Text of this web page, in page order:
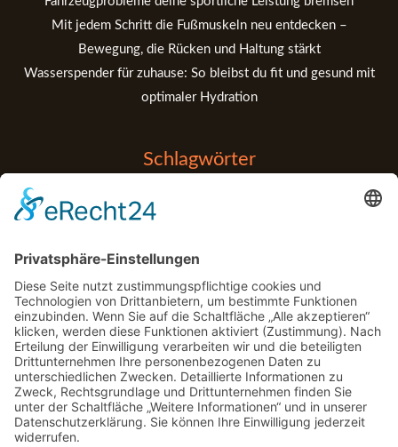
Mit jedem Schritt die Fußmuskeln neu entdecken –
Bewegung, die Rücken und Haltung stärkt
Wasserspender für zuhause: So bleibst du fit und gesund mit
optimaler Hydration
Schlagwörter
Anfänger Apps Balance
Fehler Fitness Tipps
Gym Handball Klettern Kraftaufbau Marketing Medizin
Motorrad motorsport MTT Muskelaufbau Physio Pool
Post-Workout Regeneration Rehabilitation rennen Schatten
Sport Stabilität Technologie Tools Unterstützung Yoga